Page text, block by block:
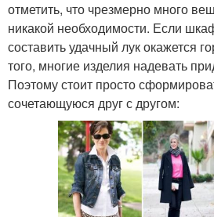
отметить, что чрезмерно много
никакой необходимости. Если
составить удачный лук окажется
того, многие изделия надевать
Поэтому стоит просто
сочетающуюся друг с другом: